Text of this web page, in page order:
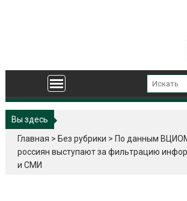
Вы здесь
Главная > Без рубрики > По данным
россиян выступают за фильтрацию
и СМИ